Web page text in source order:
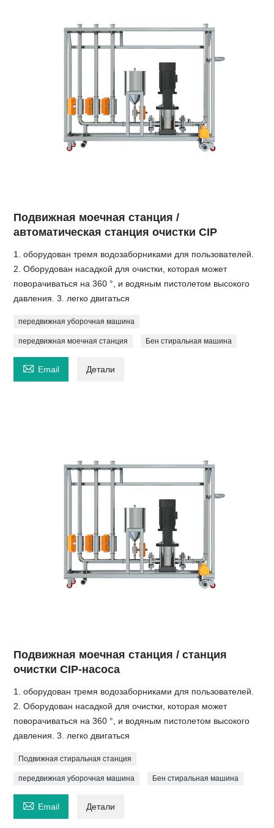
Подвижная моечная станция /
автоматическая станция очистки CIP
1. оборудован тремя водозаборниками для пользователей.
2. Оборудован насадкой для очистки, которая может
поворачиваться на 360 °, и водяным пистолетом высокого
давления. 3. легко двигаться
передвижная уборочная машина
передвижная моечная станция Бен стиральная машина
 Email Детали
Подвижная моечная станция / станция
очистки CIP-насоса
1. оборудован тремя водозаборниками для пользователей.
2. Оборудован насадкой для очистки, которая может
поворачиваться на 360 °, и водяным пистолетом высокого
давления. 3. легко двигаться
Подвижная стиральная станция
передвижная уборочная машина Бен стиральная машина
 Email Детали